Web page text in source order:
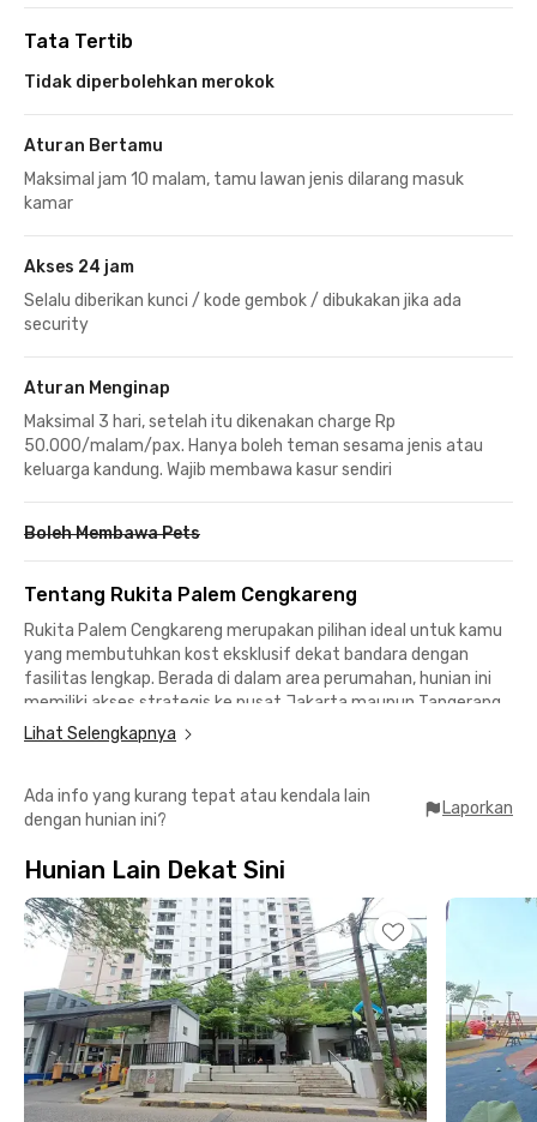
Tata Tertib
Tidak diperbolehkan merokok
Aturan Bertamu
Maksimal jam 10 malam, tamu lawan jenis dilarang masuk
kamar
Akses 24 jam
Selalu diberikan kunci / kode gembok / dibukakan jika ada
security
Aturan Menginap
Maksimal 3 hari, setelah itu dikenakan charge Rp
50.000/malam/pax. Hanya boleh teman sesama jenis atau
keluarga kandung. Wajib membawa kasur sendiri
Boleh Membawa Pets
Tentang Rukita Palem Cengkareng
Rukita Palem Cengkareng merupakan pilihan ideal untuk kamu
yang membutuhkan kost eksklusif dekat bandara dengan
fasilitas lengkap. Berada di dalam area perumahan, hunian ini
memiliki akses strategis ke pusat Jakarta maupun Tangerang,
serta mudah menuju jalan tol.
Lokasi strategis dekat bandara & transportasi:
📍 Stasiun KRL Kali Deres – 20 menit
Dekat pusat belanja & kuliner:
📍 Pantai Indah Kapuk (PIK) – 20 menit melalui Jakarta Outer
Ring Road
Fasilitas kamar lengkap:
✅ Fully furnished
✅ AC + jendela
✅ Private bathroom + shower + water heater
✅ WiFi
Fasilitas tambahan:
✅ Area parkir motor tersedia
Hunian nyaman, aman, dekat bandara — cocok untuk
mahasiswa maupun profesional yang mobilitasnya tinggi.
Lihat Selengkapnya
Ada info yang kurang tepat atau kendala lain
dengan hunian ini?
Laporkan
Hunian Lain Dekat Sini